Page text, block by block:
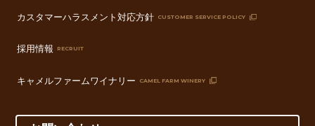
カスタマーハラスメント対応方針 CUSTOMER SERVICE POLICY
採用情報 RECRUIT
キャメルファームワイナリー CAMEL FARM WINERY